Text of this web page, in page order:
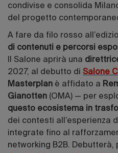
condivise e consolida
del progetto
A fare da filo rosso
di contenuti e percorsi
Il Salone aprirà una
2027, al debutto di Salone
Masterplan è affidato a
Gianotten (OMA) — per
questo ecosistema in
dei contesti all’esperienza
integrate fino al
networking B2B. Debutterà,